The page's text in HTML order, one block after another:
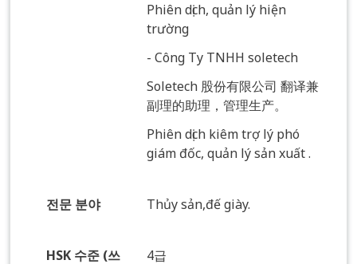
Phiên dịch, quản lý hiện
trường
- Công Ty TNHH soletech
Soletech 股份有限公司 翻译兼
副理的助理，管理生产。
Phiên dịch kiêm trợ lý phó
giám đốc, quản lý sản xuất .
전문 분야 Thủy sản,đế giày.
HSK 수준 (쓰
4급